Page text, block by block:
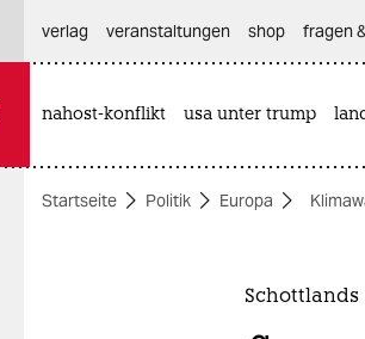
themen
verlag
veranstaltungen shop fragen
nahost-konflikt usa unter trump
Startseite Politik Europa